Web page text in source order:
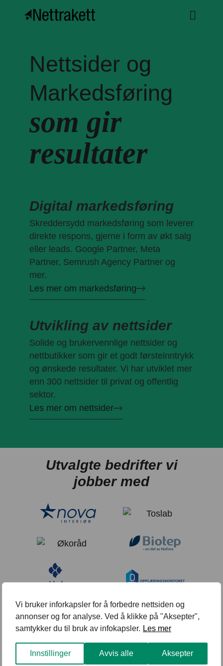
Vi bruker inforkapsler for å forbedre nettsiden og
annonser og for analyse. Ved å klikke på "Aksepter",
samtykker du til bruk av infokapsler. Les mer
Innstillinger Avvis alle Aksepter
Nettsider og
Markedsføring
som gir
resultater
Digital markedsføring
Skreddersydd markedsføring som leverer
direkte respons, gjerne i form av økt salg
eller leads. Google Partner, Meta
Partner, Semrush Agency Partner og
mer.
Les mer om markedsføring
Utvikling av nettsider
Solide og brukervennlige nettsider og
nettbutikker som gir et godt førsteinntrykk
og ønskede resultater. Vi har utviklet mer
enn 300 nettsider til privat og offentlig
sektor.
Les mer om nettsider
Utvalgte bedrifter vi
jobber med